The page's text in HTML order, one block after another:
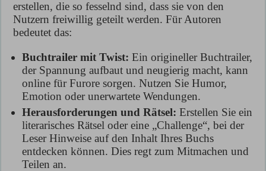
erstellen, die so fesselnd sind, dass sie von den
Nutzern freiwillig geteilt werden. Für Autoren
bedeutet das:
Buchtrailer mit Twist: Ein origineller Buchtrailer,
der Spannung aufbaut und neugierig macht, kann
online für Furore sorgen. Nutzen Sie Humor,
Emotion oder unerwartete Wendungen.
Herausforderungen und Rätsel: Erstellen Sie ein
literarisches Rätsel oder eine „Challenge“, bei der
Leser Hinweise auf den Inhalt Ihres Buchs
entdecken können. Dies regt zum Mitmachen und
Teilen an.